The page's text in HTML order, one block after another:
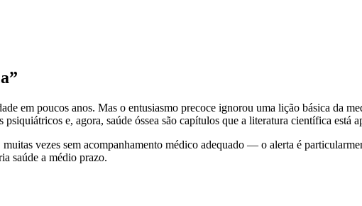
em poucos anos. Mas o entusiasmo precoce ignorou uma lição básica da
e, agora, saúde óssea são capítulos que a literatura científica está
vezes sem acompanhamento médico adequado — o alerta é
saúde a médio prazo.